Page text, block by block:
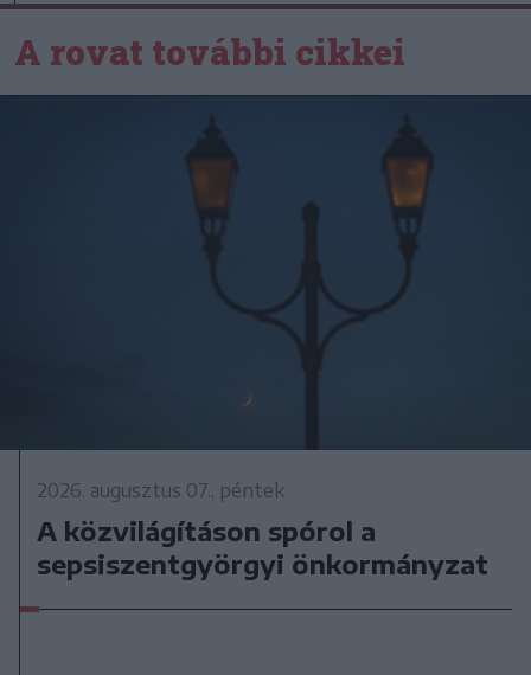
A rovat további cikkei
2026. augusztus 07., péntek
A közvilágításon spórol a
sepsiszentgyörgyi önkormányzat